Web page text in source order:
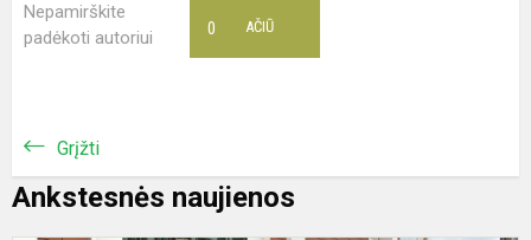
Nepamirškite
padėkoti autoriui
AČIŪ
0
Grįžti
Ankstesnės naujienos